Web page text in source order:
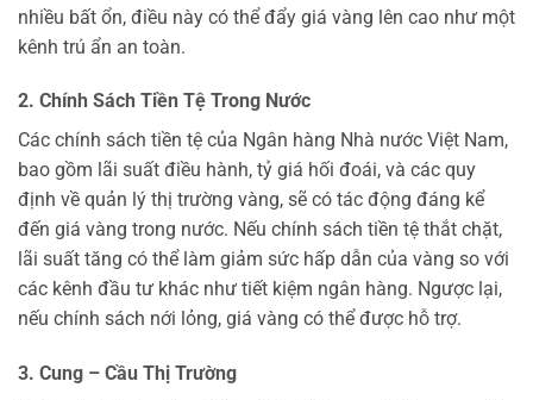
nhiều bất ổn, điều này có thể đẩy giá vàng lên cao như một
kênh trú ẩn an toàn.
2. Chính Sách Tiền Tệ Trong Nước
Các chính sách tiền tệ của Ngân hàng Nhà nước Việt Nam,
bao gồm lãi suất điều hành, tỷ giá hối đoái, và các quy
định về quản lý thị trường vàng, sẽ có tác động đáng kể
đến giá vàng trong nước. Nếu chính sách tiền tệ thắt chặt,
lãi suất tăng có thể làm giảm sức hấp dẫn của vàng so với
các kênh đầu tư khác như tiết kiệm ngân hàng. Ngược lại,
nếu chính sách nới lỏng, giá vàng có thể được hỗ trợ.
3. Cung – Cầu Thị Trường